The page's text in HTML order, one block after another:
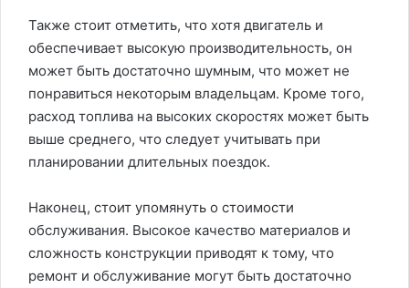
Также стоит отметить, что хотя двигатель и
обеспечивает высокую производительность, он
может быть достаточно шумным, что может не
понравиться некоторым владельцам. Кроме того,
расход топлива на высоких скоростях может быть
выше среднего, что следует учитывать при
планировании длительных поездок.
Наконец, стоит упомянуть о стоимости
обслуживания. Высокое качество материалов и
сложность конструкции приводят к тому, что
ремонт и обслуживание могут быть достаточно